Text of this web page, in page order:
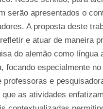
serão apresentados o
A proposta deste
e atuar de maneira
do alemão como língua
focando especialmente
professoras e
as atividades